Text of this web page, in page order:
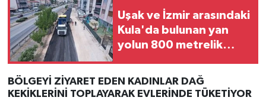
Uşak ve İzmir arasındaki
Kula'da bulunan yan
yolun 800 metrelik
BÖLGEYİ ZİYARET EDEN KADINLAR DAĞ
KEKİKLERİNİ TOPLAYARAK EVLERİNDE TÜKETİYOR